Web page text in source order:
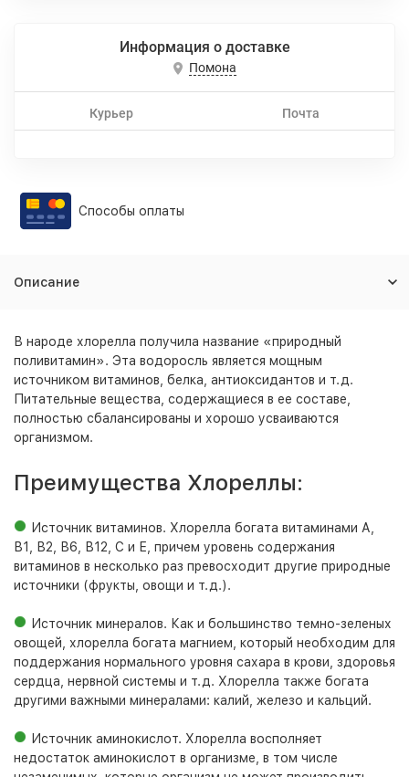
Информация о доставке
Помона
Курьер Почта
Способы оплаты
Описание
В народе хлорелла получила название «природный
поливитамин». Эта водоросль является мощным
источником витаминов, белка, антиоксидантов и т.д.
Питательные вещества, содержащиеся в ее составе,
полностью сбалансированы и хорошо усваиваются
организмом.
Преимущества Хлореллы:
Источник витаминов. Хлорелла богата витаминами А,
В1, В2, В6, В12, С и Е, причем уровень содержания
витаминов в несколько раз превосходит другие природные
источники (фрукты, овощи и т.д.).
Источник минералов. Как и большинство темно-зеленых
овощей, хлорелла богата магнием, который необходим для
поддержания нормального уровня сахара в крови, здоровья
сердца, нервной системы и т.д. Хлорелла также богата
другими важными минералами: калий, железо и кальций.
Источник аминокислот. Хлорелла восполняет
недостаток аминокислот в организме, в том числе